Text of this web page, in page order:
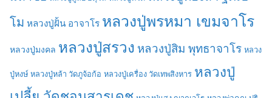
โม หลวงปู่ฝั้น อาจาโร หลวงปู่พรหมา เขมจาโร
หลวงปู่มงคล หลวงปู่สรวง หลวงปู่สิม พุทธาจาโร หลวง
ปู่หงษ์ หลวงปู่หล้า วัดภูจ้อก้อ หลวงปู่เครื่อง วัดเทพสิงหาร หลวงปู่